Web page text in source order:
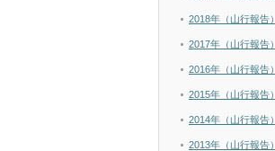
2018年（山行報告）
2017年（山行報告）
2016年（山行報告）
2015年（山行報告）
2014年（山行報告）
2013年（山行報告）